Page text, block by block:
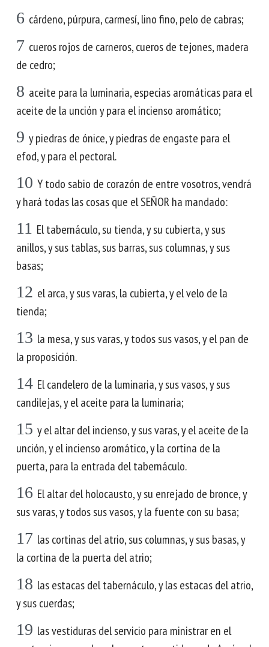
6 cárdeno, púrpura, carmesí, lino fino, pelo de cabras;
7 cueros rojos de carneros, cueros de tejones, madera
de cedro;
8 aceite para la luminaria, especias aromáticas para el
aceite de la unción y para el incienso aromático;
9 y piedras de ónice, y piedras de engaste para el
efod, y para el pectoral.
10 Y todo sabio de corazón de entre vosotros, vendrá
y hará todas las cosas que el SEÑOR ha mandado:
11 El tabernáculo, su tienda, y su cubierta, y sus
anillos, y sus tablas, sus barras, sus columnas, y sus
basas;
12 el arca, y sus varas, la cubierta, y el velo de la
tienda;
13 la mesa, y sus varas, y todos sus vasos, y el pan de
la proposición.
14 El candelero de la luminaria, y sus vasos, y sus
candilejas, y el aceite para la luminaria;
15 y el altar del incienso, y sus varas, y el aceite de la
unción, y el incienso aromático, y la cortina de la
puerta, para la entrada del tabernáculo.
16 El altar del holocausto, y su enrejado de bronce, y
sus varas, y todos sus vasos, y la fuente con su basa;
17 las cortinas del atrio, sus columnas, y sus basas, y
la cortina de la puerta del atrio;
18 las estacas del tabernáculo, y las estacas del atrio,
y sus cuerdas;
19 las vestiduras del servicio para ministrar en el